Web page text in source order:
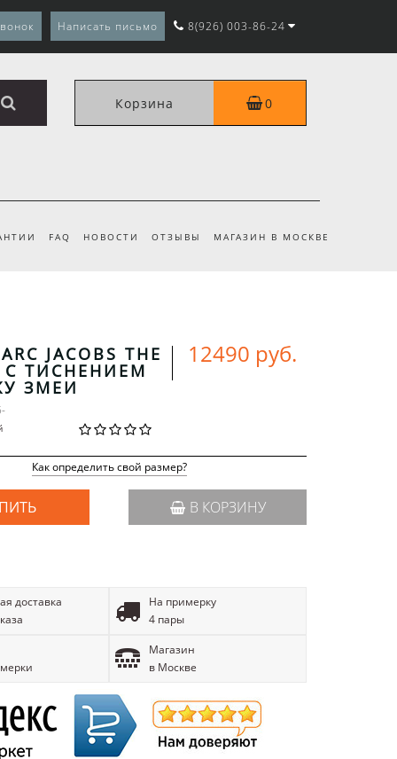
Написать письмо 8(926) 003-86-24
Корзина 0
FAQ НОВОСТИ ОТЗЫВЫ МАГАЗИН В МОСКВЕ
JACOBS THE
С ТИСНЕНИЕМ
ЗМЕИ
12490 руб.
Как определить свой размер?
В КОРЗИНУ
доставка
На примерку
4 пары
Магазин
в Москве